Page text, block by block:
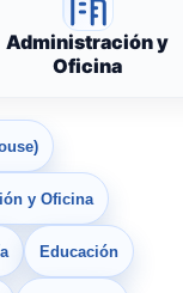
Administración y
Oficina
y Oficina
Educación